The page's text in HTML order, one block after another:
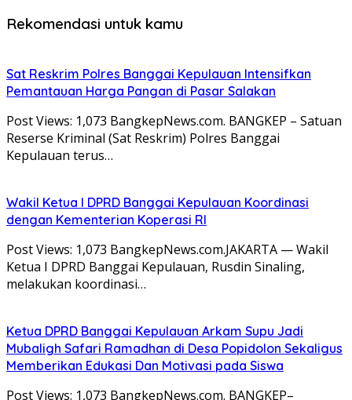
Rekomendasi untuk kamu
Sat Reskrim Polres Banggai Kepulauan Intensifkan
Pemantauan Harga Pangan di Pasar Salakan
Post Views: 1,073 BangkepNews.com. BANGKEP – Satuan
Reserse Kriminal (Sat Reskrim) Polres Banggai
Kepulauan terus…
Wakil Ketua I DPRD Banggai Kepulauan Koordinasi
dengan Kementerian Koperasi RI
Post Views: 1,073 BangkepNews.com.JAKARTA — Wakil
Ketua I DPRD Banggai Kepulauan, Rusdin Sinaling,
melakukan koordinasi…
Ketua DPRD Banggai Kepulauan Arkam Supu Jadi
Mubaligh Safari Ramadhan di Desa Popidolon Sekaligus
Memberikan Edukasi Dan Motivasi pada Siswa
Post Views: 1,073 BangkepNews.com. BANGKEP–